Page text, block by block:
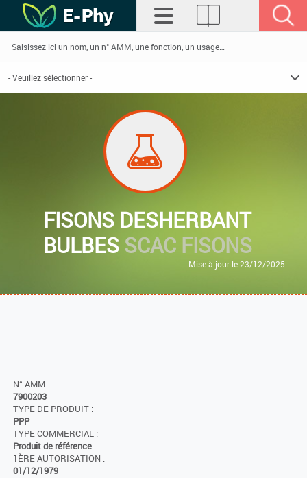
FISONS DESHERBANT
BULBESSCAC FISONS
Mise à jour le 23/12/2025
N° AMM
7900203
TYPE DE PRODUIT :
PPP
TYPE COMMERCIAL :
Produit de référence
1ÈRE AUTORISATION :
01/12/1979